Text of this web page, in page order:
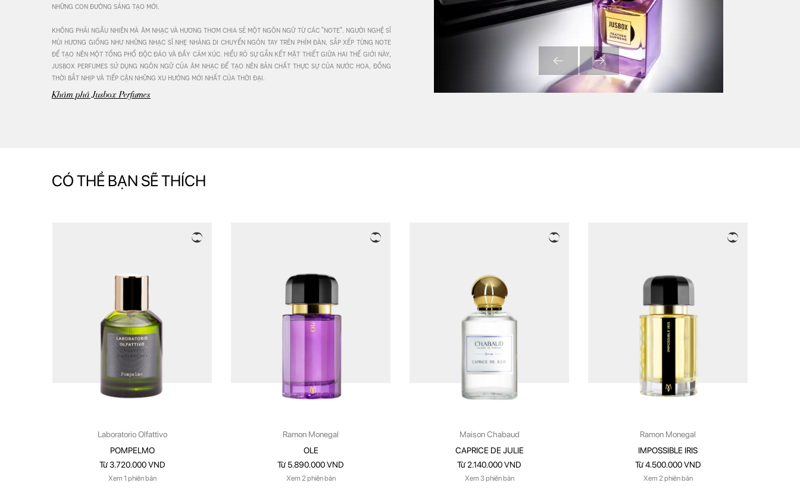
những con đường sáng tạo mới.
không phải ngẫu nhiên mà âm nhạc và hương thơm chia sẻ một ngôn ngữ từ các "note". người nghệ sĩ
mùi hương giống như những nhạc sĩ nhẹ nhàng di chuyển ngón tay trên phím đàn, sắp xếp từng note
để tạo nên một tổng phổ độc đáo và đầy cảm xúc. hiểu rõ sự gắn kết mật thiết giữa hai thế giới này,
jusbox perfumes sử dụng ngôn ngữ của âm nhạc để tạo nên bản chất thực sự của nước hoa, đồng
thời bắt nhịp và tiếp cận những xu hướng mới nhất của thời đại.
Khám phá Jusbox Perfumes
Prev
CÓ THỂ BẠN SẼ THÍCH
Laboratorio Olfattivo
POMPELMO
Từ 3.720.000 VND
Xem 1 phiên bản
Ramon Monegal
OLE
Từ 5.890.000 VND
Xem 2 phiên bản
Maison Chabaud
CAPRICE DE JULIE
Từ 2.140.000 VND
Xem 3 phiên bản
Ramon Monegal
IMPOSSIBLE IRIS
Từ 4.500.000 VND
Xem 2 phiên bản